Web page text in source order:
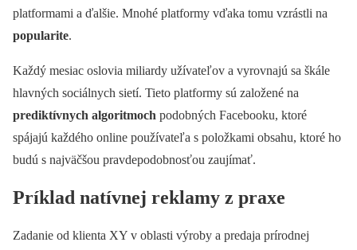
platformami a ďalšie. Mnohé platformy vďaka tomu vzrástli na
popularite.
Každý mesiac oslovia miliardy užívateľov a vyrovnajú sa škále
hlavných sociálnych sietí. Tieto platformy sú založené na
prediktívnych algoritmoch podobných Facebooku, ktoré
spájajú každého online používateľa s položkami obsahu, ktoré ho
budú s najväčšou pravdepodobnosťou zaujímať.
Príklad natívnej reklamy z praxe
Zadanie od klienta XY v oblasti výroby a predaja prírodnej